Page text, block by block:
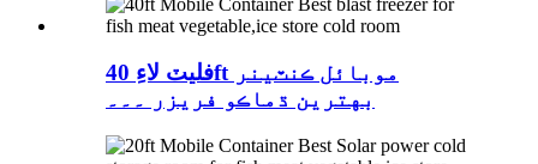
فليٽ لاءِ 40ft موبائل ڪنٽينر
بهترين ڌماڪو فريزر ۔۔۔